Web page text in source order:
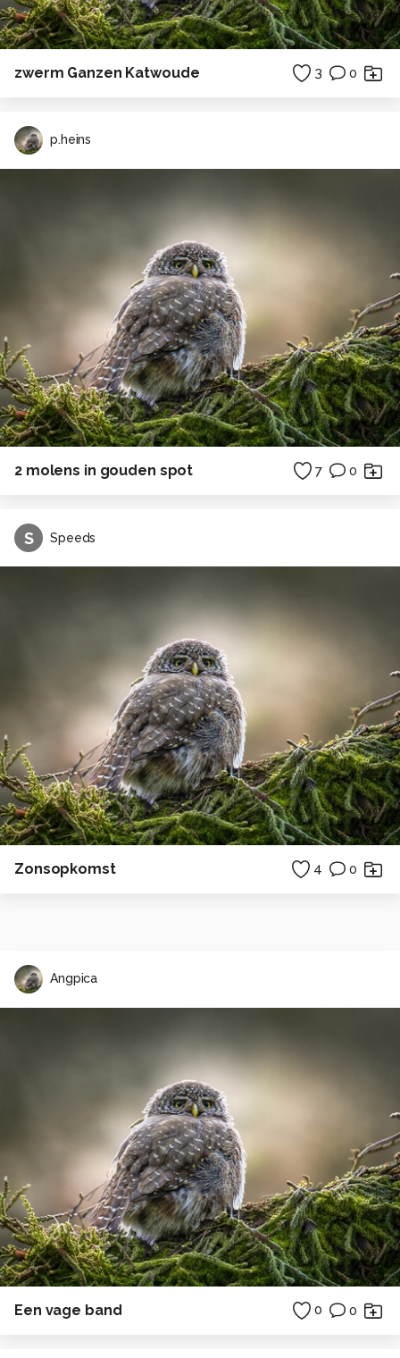
zwerm Ganzen Katwoude 3 0
p.heins
2 molens in gouden spot 7 0
S Speeds
Zonsopkomst 4 0
Angpica
Een vage band 0 0